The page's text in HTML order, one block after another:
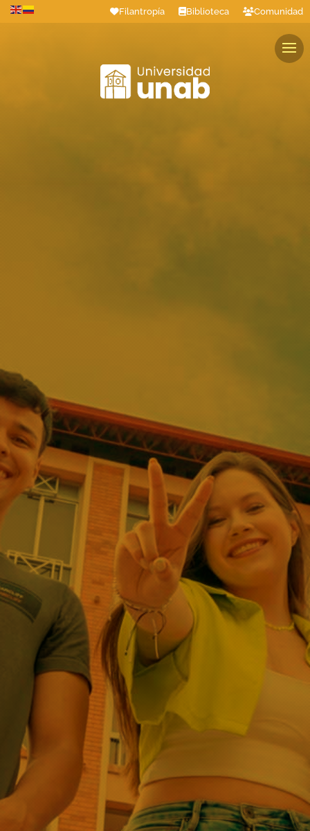
Filantropía Biblioteca Comunidad
Estudiantes Profesores Colaboradores Graduados